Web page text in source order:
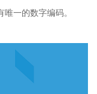
一的数字编码。